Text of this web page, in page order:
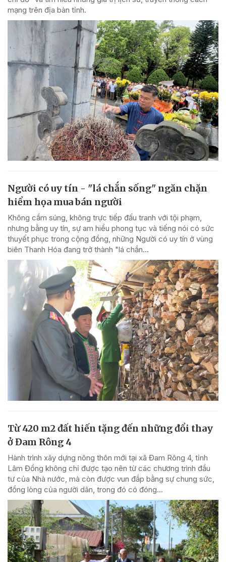
mạng trên địa bàn tỉnh.
Người có uy tín - "lá chắn sống" ngăn chặn
hiểm họa mua bán người
Không cầm súng, không trực tiếp đấu tranh với tội phạm,
nhưng bằng uy tín, sự am hiểu phong tục và tiếng nói có sức
thuyết phục trong cộng đồng, những Người có uy tín ở vùng
biên Thanh Hóa đang trở thành "lá chắn...
Từ 420 m2 đất hiến tặng đến những đổi thay
ở Đam Rông 4
Hành trình xây dựng nông thôn mới tại xã Đam Rông 4, tỉnh
Lâm Đồng không chỉ được tạo nên từ các chương trình đầu
tư của Nhà nước, mà còn được vun đắp bằng sự chung sức,
đồng lòng của người dân, trong đó có đóng...